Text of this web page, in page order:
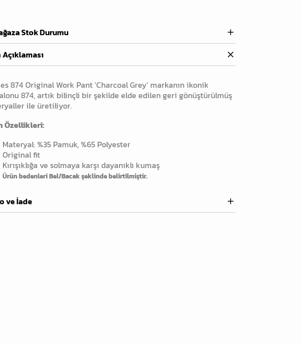
Stok Durumu
874 Original Work Pant 'Charcoal Grey' markanın ikonik
874, artık bilinçli bir şekilde elde edilen geri gönüştürülmüş
ile üretiliyor.
Özellikleri:
Materyal: %35 Pamuk, %65 Polyester
Original fit
Kırışıklığa ve solmaya karşı dayanıklı kumaş
Ürün bedenleri Bel/Bacak şeklinde belirtilmiştir.
ve İade